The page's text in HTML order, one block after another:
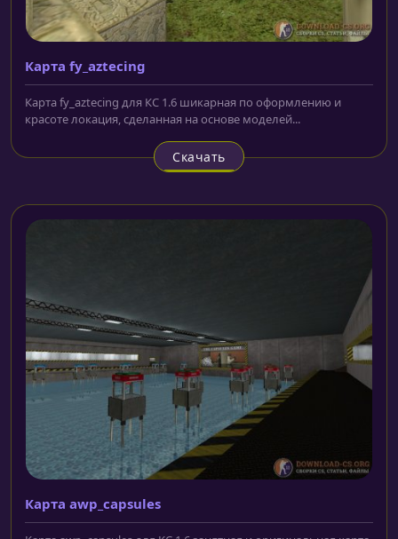
Карта fy_aztecing
Карта fy_aztecing для КС 1.6 шикарная по оформлению и
красоте локация, сделанная на основе моделей...
Скачать
Карта awp_capsules